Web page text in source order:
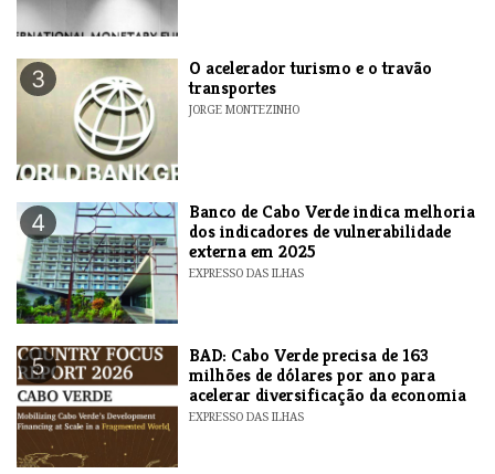
3
O acelerador turismo e o travão
transportes
JORGE MONTEZINHO
4
Banco de Cabo Verde indica melhoria
dos indicadores de vulnerabilidade
externa em 2025
EXPRESSO DAS ILHAS
5
BAD: Cabo Verde precisa de 163
milhões de dólares por ano para
acelerar diversificação da economia
EXPRESSO DAS ILHAS